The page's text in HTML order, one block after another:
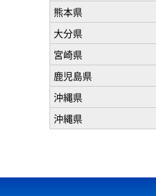
熊本県
大分県
宮崎県
鹿児島県
沖縄県
沖縄県